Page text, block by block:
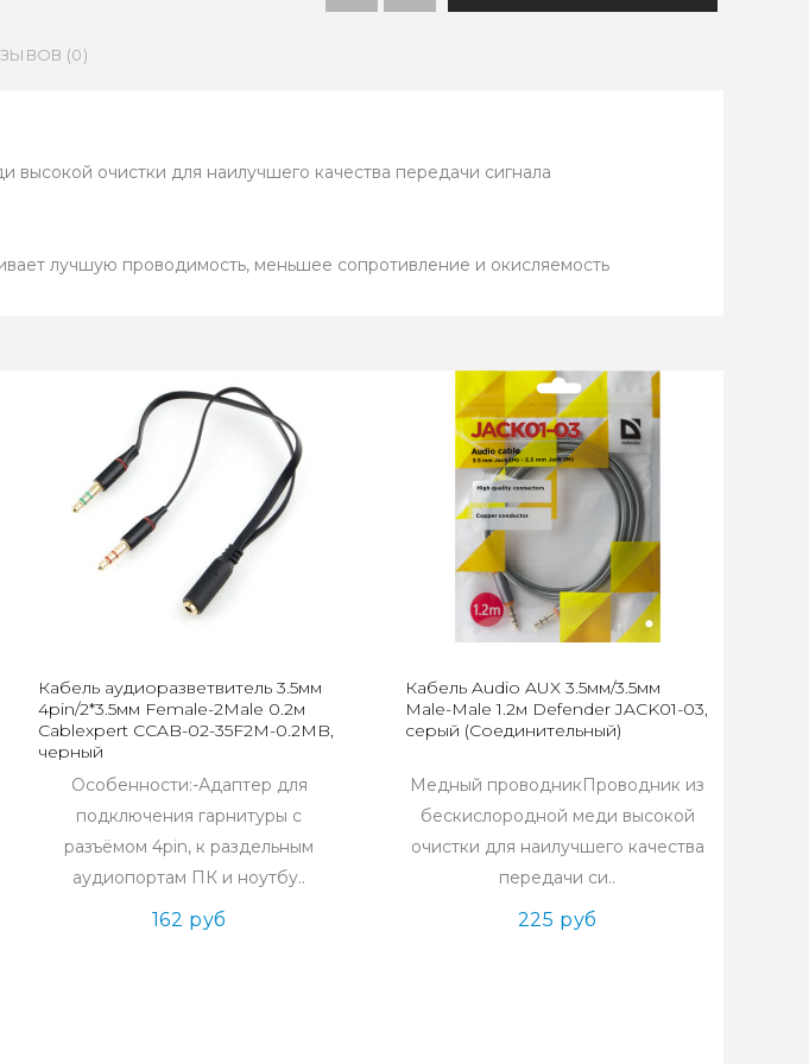
(0)
очистки для наилучшего качества передачи сигнала
лучшую проводимость, меньшее сопротивление и окисляемость
Кабель аудиоразветвитель 3.5мм
4pin/2*3.5мм Female-2Male 0.2м
Cablexpert CCAB-02-35F2M-0.2MB,
черный
Особенности:-Адаптер для
подключения гарнитуры с
разъёмом 4pin, к раздельным
аудиопортам ПК и ноутбу..
162 руб
Кабель Audio AUX 3.5мм/3.5мм
Male-Male 1.2м Defender JACK01-03,
серый (Соединительный)
Медный проводникПроводник из
бескислородной меди высокой
очистки для наилучшего качества
передачи си..
225 руб